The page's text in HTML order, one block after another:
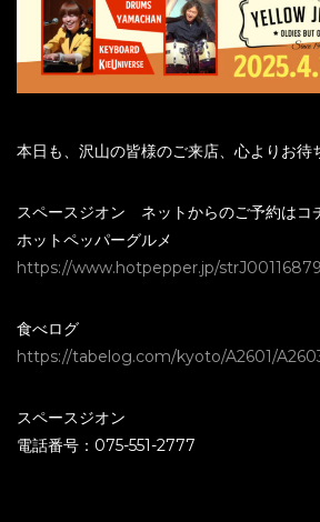
本日も、沢山の皆様のご来店、心よりお待
スペースジオン ネットからのご予約はコ
ホットペッパーグルメ
https://www.hotpepper.jp/
食べログ
https://tabelog.com/kyoto/A2601/
スペースジオン
電話番号：075-551-2777